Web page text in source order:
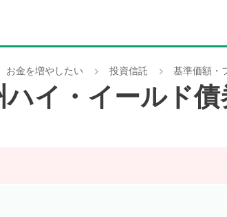
お金を増やしたい 投資信託 基準価額・
イ・イールド債